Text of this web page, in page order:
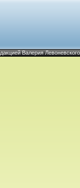
Валерия Левоневского